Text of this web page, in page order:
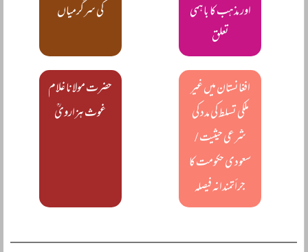
اور مذہب کا باہمی
تعلق
کی سرگرمیاں
افغانستان میں غیر
ملکی تسلط کی مدد کی
شرعی حیثیت /
سعودی حکومت کا
جرأتمندانہ فیصلہ
حضرت مولانا غلام
غوث ہزارویؒ